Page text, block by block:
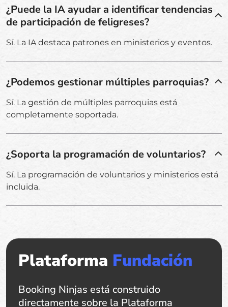
¿Puede la IA ayudar a identificar tendencias
de participación de feligreses?
Sí. La IA destaca patrones en ministerios y eventos.
¿Podemos gestionar múltiples parroquias?
Sí. La gestión de múltiples parroquias está
completamente soportada.
¿Soporta la programación de voluntarios?
Sí. La programación de voluntarios y ministerios está
incluida.
Plataforma Fundación
Booking Ninjas está construido
directamente sobre la Plataforma